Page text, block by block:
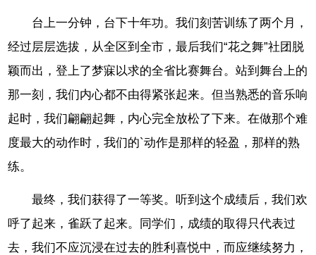
台上一分钟，台下十年功。我们刻苦训练了两个月，
经过层层选拔，从全区到全市，最后我们“花之舞”社团脱
颖而出，登上了梦寐以求的全省比赛舞台。站到舞台上的
那一刻，我们内心都不由得紧张起来。但当熟悉的音乐响
起时，我们翩翩起舞，内心完全放松了下来。在做那个难
度最大的动作时，我们的`动作是那样的轻盈，那样的熟
练。
最终，我们获得了一等奖。听到这个成绩后，我们欢
呼了起来，雀跃了起来。同学们，成绩的取得只代表过
去，我们不应沉浸在过去的胜利喜悦中，而应继续努力，